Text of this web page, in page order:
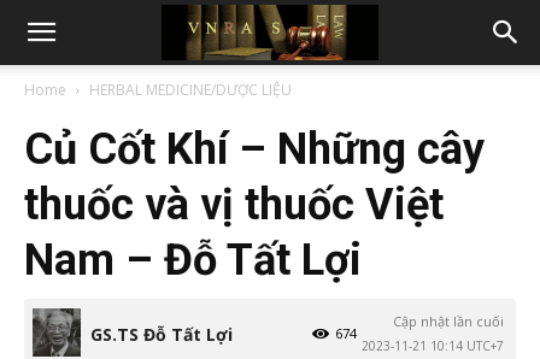
Home HERBAL MEDICINE/DƯỢC LIỆU
Củ Cốt Khí – Những cây
thuốc và vị thuốc Việt
Nam – Đỗ Tất Lợi
GS.TS Đỗ Tất Lợi
Cập nhật lần cuối
2023-11-21 10:14 UTC+7
674